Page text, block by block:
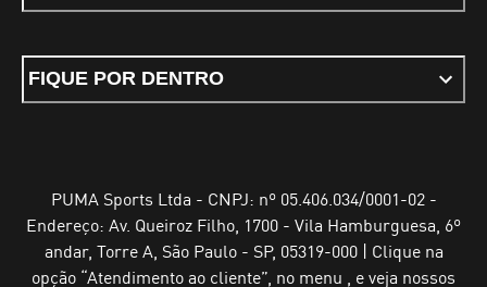
FIQUE POR DENTRO
PUMA Sports Ltda - CNPJ: nº 05.406.034/0001-02 -
Endereço: Av. Queiroz Filho, 1700 - Vila Hamburguesa, 6º
andar, Torre A, São Paulo - SP, 05319-000 | Clique na
opção “Atendimento ao cliente”, no menu , e veja nossos